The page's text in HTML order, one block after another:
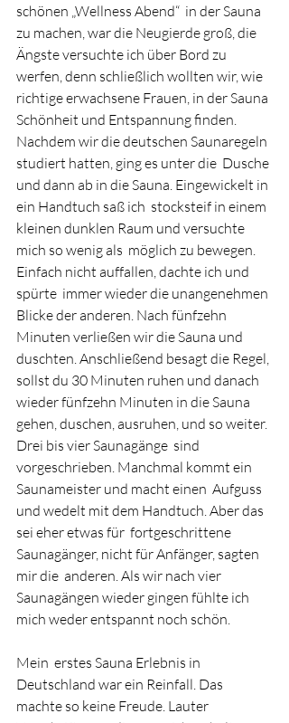
schönen „Wellness Abend“  in der Sauna
zu machen, war die Neugierde groß, die
Ängste versuchte ich über Bord zu
werfen, denn schließlich wollten wir, wie
richtige erwachsene Frauen, in der Sauna
Schönheit und Entspannung finden.
Nachdem wir die deutschen Saunaregeln
studiert hatten, ging es unter die  Dusche
und dann ab in die Sauna. Eingewickelt in
ein Handtuch saß ich  stocksteif in einem
kleinen dunklen Raum und versuchte
mich so wenig als  möglich zu bewegen.
Einfach nicht auffallen, dachte ich und
spürte  immer wieder die unangenehmen
Blicke der anderen. Nach fünfzehn
Minuten verließen wir die Sauna und
duschten. Anschließend besagt die Regel,
sollst du 30 Minuten ruhen und danach
wieder fünfzehn Minuten in die Sauna
gehen, duschen, ausruhen, und so weiter.
Drei bis vier Saunagänge  sind
vorgeschrieben. Manchmal kommt ein
Saunameister und macht einen  Aufguss
und wedelt mit dem Handtuch. Aber das
sei eher etwas für  fortgeschrittene
Saunagänger, nicht für Anfänger, sagten
mir die  anderen. Als wir nach vier
Saunagängen wieder gingen fühlte ich
mich weder entspannt noch schön.
Mein  erstes Sauna Erlebnis in
Deutschland war ein Reinfall. Das
machte so keine Freude. Lauter